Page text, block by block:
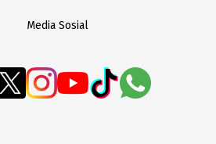
Media Sosial